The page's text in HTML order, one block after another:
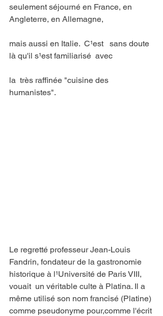
seulement séjourné en France, en
Angleterre, en Allemagne,
mais aussi en Italie.  C¹est   sans doute
là qu'il s¹est familiarisé  avec
la  très raffinée "cuisine des
humanistes".
Le regretté professeur Jean-Louis
Fandrin, fondateur de la gastronomie
historique à l¹Université de Paris VIII,
vouait  un véritable culte à Platina. Il a
même utilisé son nom francisé (Platine)
comme pseudonyme pour,comme l'écrit